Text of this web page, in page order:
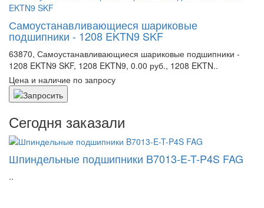
Самоустанавливающиеся шариковые
подшипники - 1208 EKTN9 SKF
63870, Самоустанавливающиеся шариковые подшипники -
1208 EKTN9 SKF, 1208 EKTN9, 0.00 руб., 1208 EKTN..
Цена и наличие по запросу
Сегодня заказали
Шпиндельные подшипники B7013-E-T-P4S FAG
..